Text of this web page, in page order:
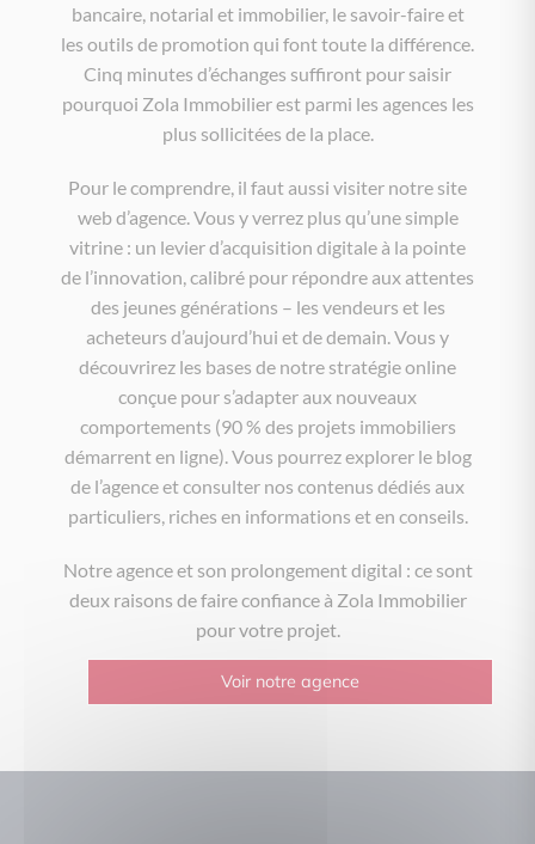
bancaire, notarial et immobilier, le savoir-faire et
les outils de promotion qui font toute la différence.
Cinq minutes d’échanges suffiront pour saisir
pourquoi Zola Immobilier est parmi les agences les
plus sollicitées de la place.
Pour le comprendre, il faut aussi visiter notre site
web d’agence. Vous y verrez plus qu’une simple
vitrine : un levier d’acquisition digitale à la pointe
de l’innovation, calibré pour répondre aux attentes
des jeunes générations – les vendeurs et les
acheteurs d’aujourd’hui et de demain. Vous y
découvrirez les bases de notre stratégie online
conçue pour s’adapter aux nouveaux
comportements (90 % des projets immobiliers
démarrent en ligne). Vous pourrez explorer le blog
de l’agence et consulter nos contenus dédiés aux
particuliers, riches en informations et en conseils.
Notre agence et son prolongement digital : ce sont
deux raisons de faire confiance à Zola Immobilier
pour votre projet.
Voir notre agence